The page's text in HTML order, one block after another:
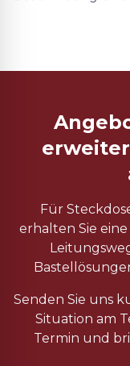
Für
erhalten Sie
Senden Sie uns
Situation am
Termin und